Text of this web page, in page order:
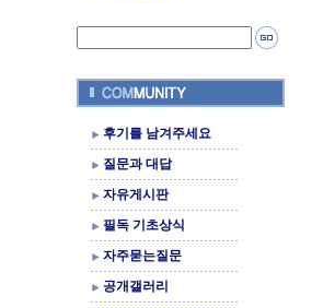
후기를 남겨주세요
질문과 대답
자유게시판
필독 기초상식
자주묻는질문
공개갤러리